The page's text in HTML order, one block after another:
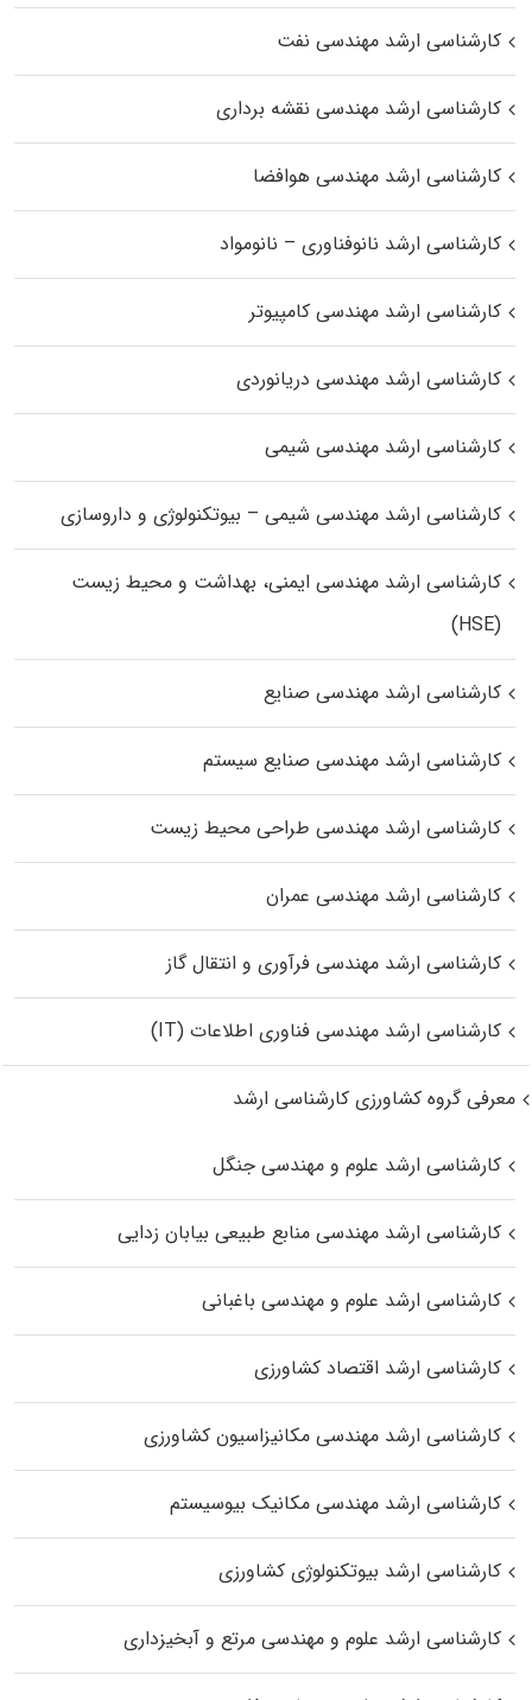
کارشناسی ارشد مهندسی نفت
کارشناسی ارشد مهندسی نقشه برداری
کارشناسی ارشد مهندسی هوافضا
کارشناسی ارشد نانوفناوری – نانومواد
کارشناسی ارشد مهندسی کامپیوتر
کارشناسی ارشد مهندسی دریانوردی
کارشناسی ارشد مهندسی شیمی
کارشناسی ارشد مهندسی شیمی – بیوتکنولوژی و داروسازی
کارشناسی ارشد مهندسی ایمنی، بهداشت و محیط زیست
(HSE)
کارشناسی ارشد مهندسی صنایع
کارشناسی ارشد مهندسی صنایع سیستم
کارشناسی ارشد مهندسی طراحی محیط زیست
کارشناسی ارشد مهندسی عمران
کارشناسی ارشد مهندسی فرآوری و انتقال گاز
کارشناسی ارشد مهندسی فناوری اطلاعات (IT)
معرفی گروه کشاورزی کارشناسی ارشد
کارشناسی ارشد علوم و مهندسی جنگل
کارشناسی ارشد مهندسی منابع طبیعی بیابان زدایی
کارشناسی ارشد علوم و مهندسی باغبانی
کارشناسی ارشد اقتصاد کشاورزی
کارشناسی ارشد مهندسی مکانیزاسیون کشاورزی
کارشناسی ارشد مهندسی مکانیک بیوسیستم
کارشناسی ارشد بیوتکنولوژی کشاورزی
کارشناسی ارشد علوم و مهندسی مرتع و آبخیزداری